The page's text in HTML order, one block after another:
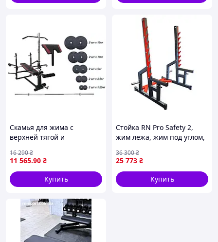
Скамья для жима с
верхней тягой и
кг RN-Sport
11 565.90 ₴
16 290₴
Купить
Стойка RN Pro Safety 2,
жим лежа, жим под углом,
25 773 ₴
36 300₴
Купить